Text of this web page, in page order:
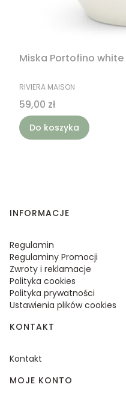
Miska Portofino white
PRODUCENT
RIVIERA MAISON
Cena
59,00 zł
Do koszyka
Linki w stopce
INFORMACJE
Regulamin
Regulaminy Promocji
Zwroty i reklamacje
Polityka cookies
Polityka prywatności
Ustawienia plików cookies
KONTAKT
Kontakt
MOJE KONTO